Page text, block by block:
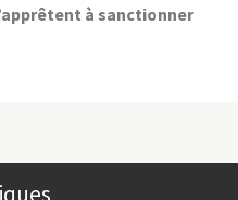
à sanctionner